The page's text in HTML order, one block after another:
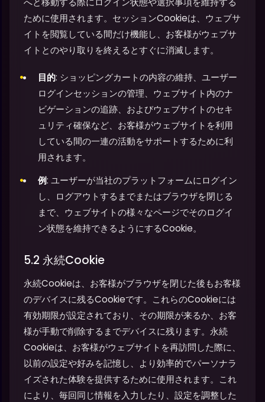
ために使用されます。セッションCookieは、ウェブサ
イトを閲覧している間だけ機能し、お客様がウェブサ
イトとのやり取りを終えるとすぐに消滅します。
目的: ショッピングカートの内容の維持、ユーザー
ログインセッションの管理、ウェブサイト内のナ
ビゲーションの追跡、およびウェブサイトのセキ
ュリティ確保など、お客様がウェブサイトを利用
している間の一連の活動をサポートするために利
用されます。
例: ユーザーが当社のプラットフォームにログイン
し、ログアウトするまでまたはブラウザを閉じる
まで、ウェブサイトの様々なページでそのログイ
ン状態を維持できるようにするCookie。
5.2 永続Cookie
永続Cookieは、お客様がブラウザを閉じた後もお客様
のデバイスに残るCookieです。これらのCookieには
有効期限が設定されており、その期限が来るか、お客
様が手動で削除するまでデバイスに残ります。永続
Cookieは、お客様がウェブサイトを再訪問した際に、
以前の設定や好みを記憶し、より効率的でパーソナラ
イズされた体験を提供するために使用されます。これ
により、毎回同じ情報を入力したり、設定を調整した